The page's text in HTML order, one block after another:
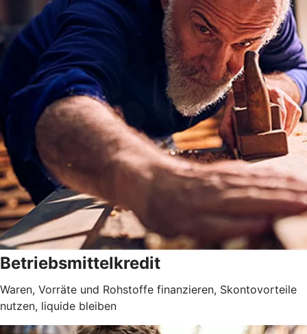
Betriebsmittelkredit
Waren, Vorräte und Rohstoffe finanzieren, Skontovorteile
nutzen, liquide bleiben